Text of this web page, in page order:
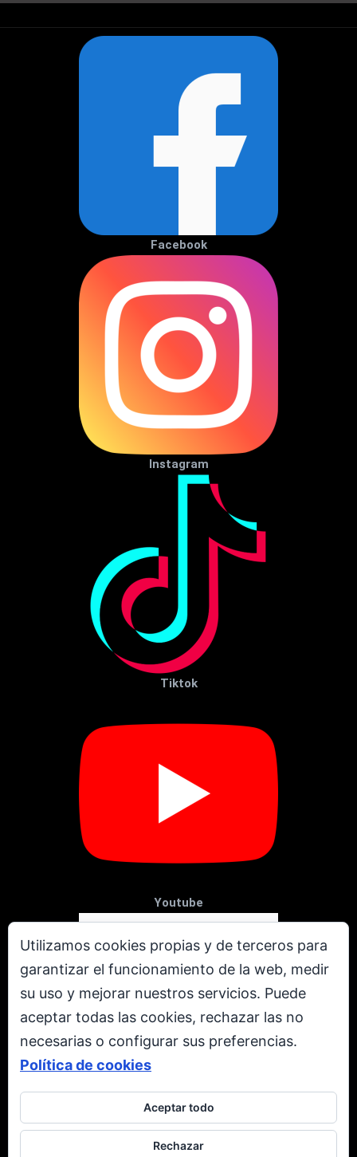
Utilizamos cookies propias y de terceros para
garantizar el funcionamiento de la web, medir
su uso y mejorar nuestros servicios. Puede
aceptar todas las cookies, rechazar las no
necesarias o configurar sus preferencias.
Política de cookies
Aceptar todo
Rechazar
Facebook
Instagram
Tiktok
Youtube
X